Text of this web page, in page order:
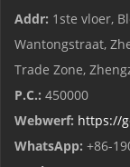
Addr: 1ste vloer,
Wantongstraat,
Trade Zone,
P.C.: 450000
Webwerf: https://
WhatsApp: +86-